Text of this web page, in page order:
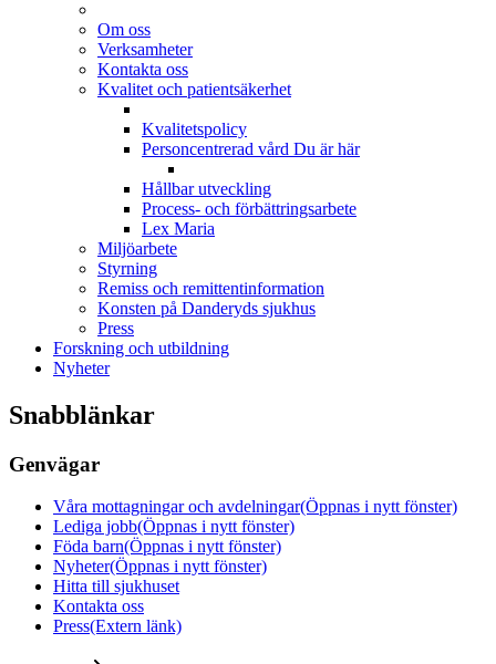
Om oss
Verksamheter
Kontakta oss
Kvalitet och patientsäkerhet
Kvalitetspolicy
Personcentrerad vård Du är här
Hållbar utveckling
Process- och förbättringsarbete
Lex Maria
Miljöarbete
Styrning
Remiss och remittentinformation
Konsten på Danderyds sjukhus
Press
Forskning och utbildning
Nyheter
Snabblänkar
Genvägar
Våra mottagningar och avdelningar(Öppnas i nytt fönster)
Lediga jobb(Öppnas i nytt fönster)
Föda barn(Öppnas i nytt fönster)
Nyheter(Öppnas i nytt fönster)
Hitta till sjukhuset
Kontakta oss
Press(Extern länk)